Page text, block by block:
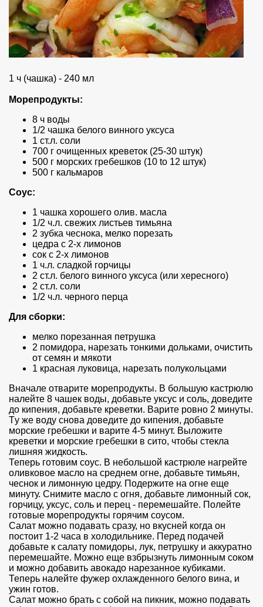
1 ч (чашка) - 240 мл
Морепродукты:
8 ч воды
1/2 чашка белого винного уксуса
1 ст.л. соли
700 г очищенных креветок (25-30 штук)
500 г морских гребешков (10 to 12 штук)
500 г кальмаров
Соус:
1 чашка хорошего олив. масла
1/2 ч.л. свежих листьев тимьяна
2 зубка чеснока, мелко порезать
цедра с 2-х лимонов
сок с 2-х лимонов
1 ч.л. сладкой горчицы
2 ст.л. белого винного уксуса (или хересного)
2 ст.л. соли
1/2 ч.л. черного перца
Для сборки:
мелко порезанная петрушка
2 помидора, нарезать тонкими дольками, очистить
от семян и мякоти
1 красная луковица, нарезать полукольцами
Вначале отварите морепродукты. В большую кастрюлю
налейте 8 чашек воды, добавьте уксус и соль, доведите
до кипения, добавьте креветки. Варите ровно 2 минуты.
Тy же воду снова доведите до кипения, добавьте
морские гребешки и варите 4-5 минут. Выложите
креветки и морские гребешки в сито, чтобы стекла
лишняя жидкость.
Теперь готовим соус. В небольшой кастрюле нагрейте
оливковое масло на среднем огне, добавьте тимьян,
чеснок и лимонную цедру. Подержите на огне еще
минуту. Снимите масло с огня, добавьте лимонный сок,
горчицу, уксус, соль и перец - перемешайте. Полейте
готовые морепродукты горячим соусом.
Салат можно подавать сразу, но вкусней когда он
постоит 1-2 часа в холодильнике. Перед подачей
добавьте к салату помидоры, лук, петрушку и аккуратно
перемешайте. Можно еще взбрызнуть лимонным соком
и можно добавить авокадо нарезанное кубиками.
Теперь налейте фужер охлажденного белого вина, и
ужин готов.
Салат можно брать с собой на пикник, можно подавать